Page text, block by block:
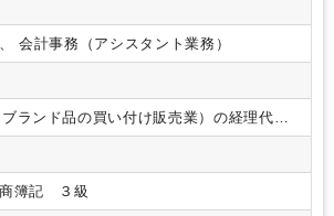
経理（日常業務） 、 会計事務（アシスタント業務）
ランド品の買い付け販売業）の経理代行
ます。 【具体的な業務内容】・記帳代行
クライアントからの連絡を受け、入金対
簿記 ３級